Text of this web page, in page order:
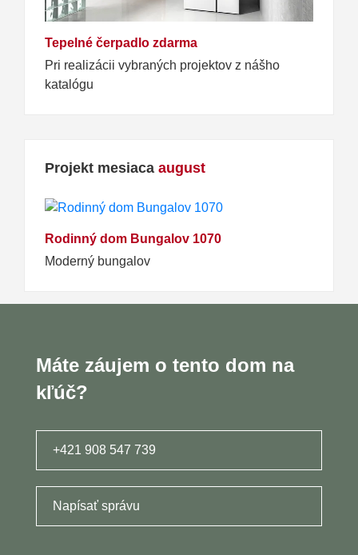
Tepelné čerpadlo zdarma
Pri realizácii vybraných projektov z nášho
katalógu
Projekt mesiaca august
Rodinný dom Bungalov 1070
Moderný bungalov
Máte záujem o tento dom na
kľúč?
+421 908 547 739
Napísať správu